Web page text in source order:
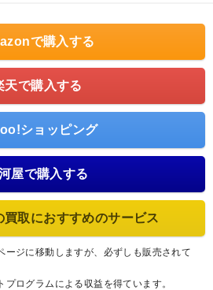
で購入する
天で購入する
ショッピング
屋で購入する
買取におすすめのサービス
ジに移動しますが、必ずしも販売されて
ログラムによる収益を得ています。